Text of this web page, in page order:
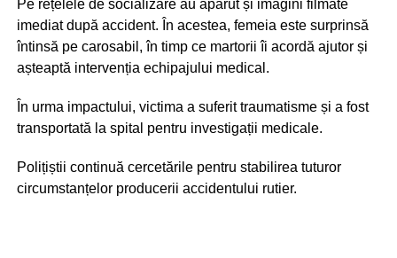
Pe rețelele de socializare au apărut și imagini filmate
imediat după accident. În acestea, femeia este surprinsă
întinsă pe carosabil, în timp ce martorii îi acordă ajutor și
așteaptă intervenția echipajului medical.
În urma impactului, victima a suferit traumatisme și a fost
transportată la spital pentru investigații medicale.
Polițiștii continuă cercetările pentru stabilirea tuturor
circumstanțelor producerii accidentului rutier.